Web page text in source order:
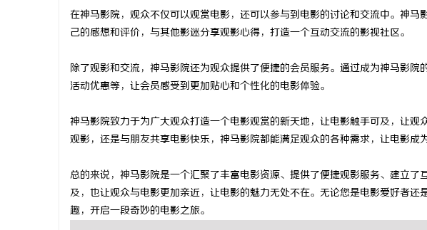
在神马影院，观众不仅可以观赏电影，还可以参与到电影的讨论和交流中。神马
己的感想和评价，与其他影迷分享观影心得，打造一个互动交流的影视社区。
除了观影和交流，神马影院还为观众提供了便捷的会员服务。通过成为神马影院
活动优惠等，让会员感受到更加贴心和个性化的电影体验。
神马影院致力于为广大观众打造一个电影观赏的新天地，让电影触手可及，让观
观影，还是与朋友共享电影快乐，神马影院都能满足观众的各种需求，让电影成
总的来说，神马影院是一个汇聚了丰富电影资源、提供了便捷观影服务、建立
及，也让观众与电影更加亲近，让电影的魅力无处不在。无论您是电影爱好者
趣，开启一段奇妙的电影之旅。
武汉配眼镜 上海配眼镜